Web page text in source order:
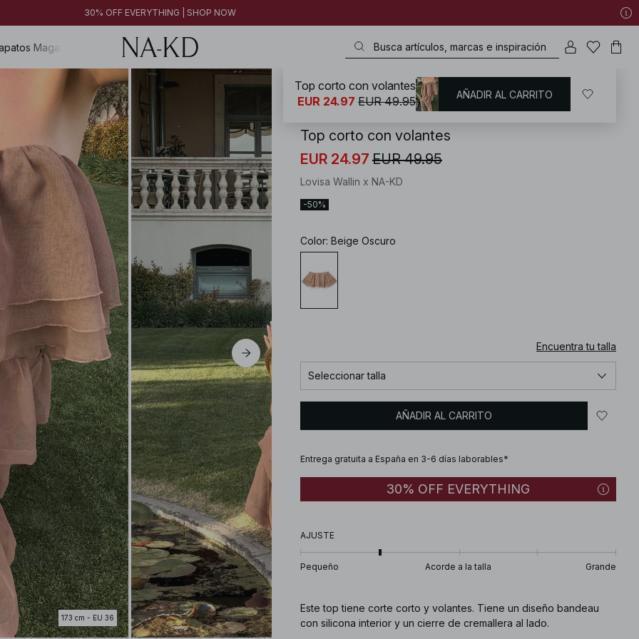
30% OFF EVERYTHING | SHOP NOW
Magazine
173 cm - EU 36
NA-KD / Ropa de verano / Conjuntos de verano
Top corto con volantes
EUR 24.97 EUR 49.95
Lovisa Wallin x NA-KD
-50%
Color: Beige Oscuro
Encuentra tu talla
Seleccionar talla
AÑADIR AL CARRITO
Entrega gratuita a España en 3-6 días laborables*
30% OFF EVERYTHING
AJUSTE
Pequeño Acorde a la talla Grande
Este top tiene corte corto y volantes. Tiene un diseño bandeau
con silicona interior y un cierre de cremallera al lado.
Top corto con volantes
EUR 24.97 EUR 49.95 AÑADIR AL CARRITO